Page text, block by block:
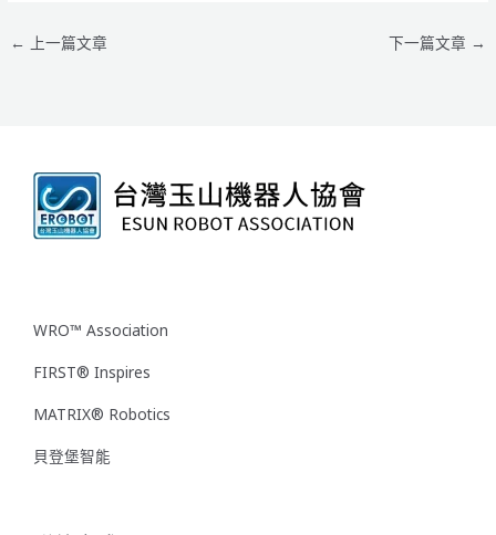
← 上一篇文章 下一篇文章 →
WRO™ Association
FIRST® Inspires
MATRIX® Robotics
貝登堡智能